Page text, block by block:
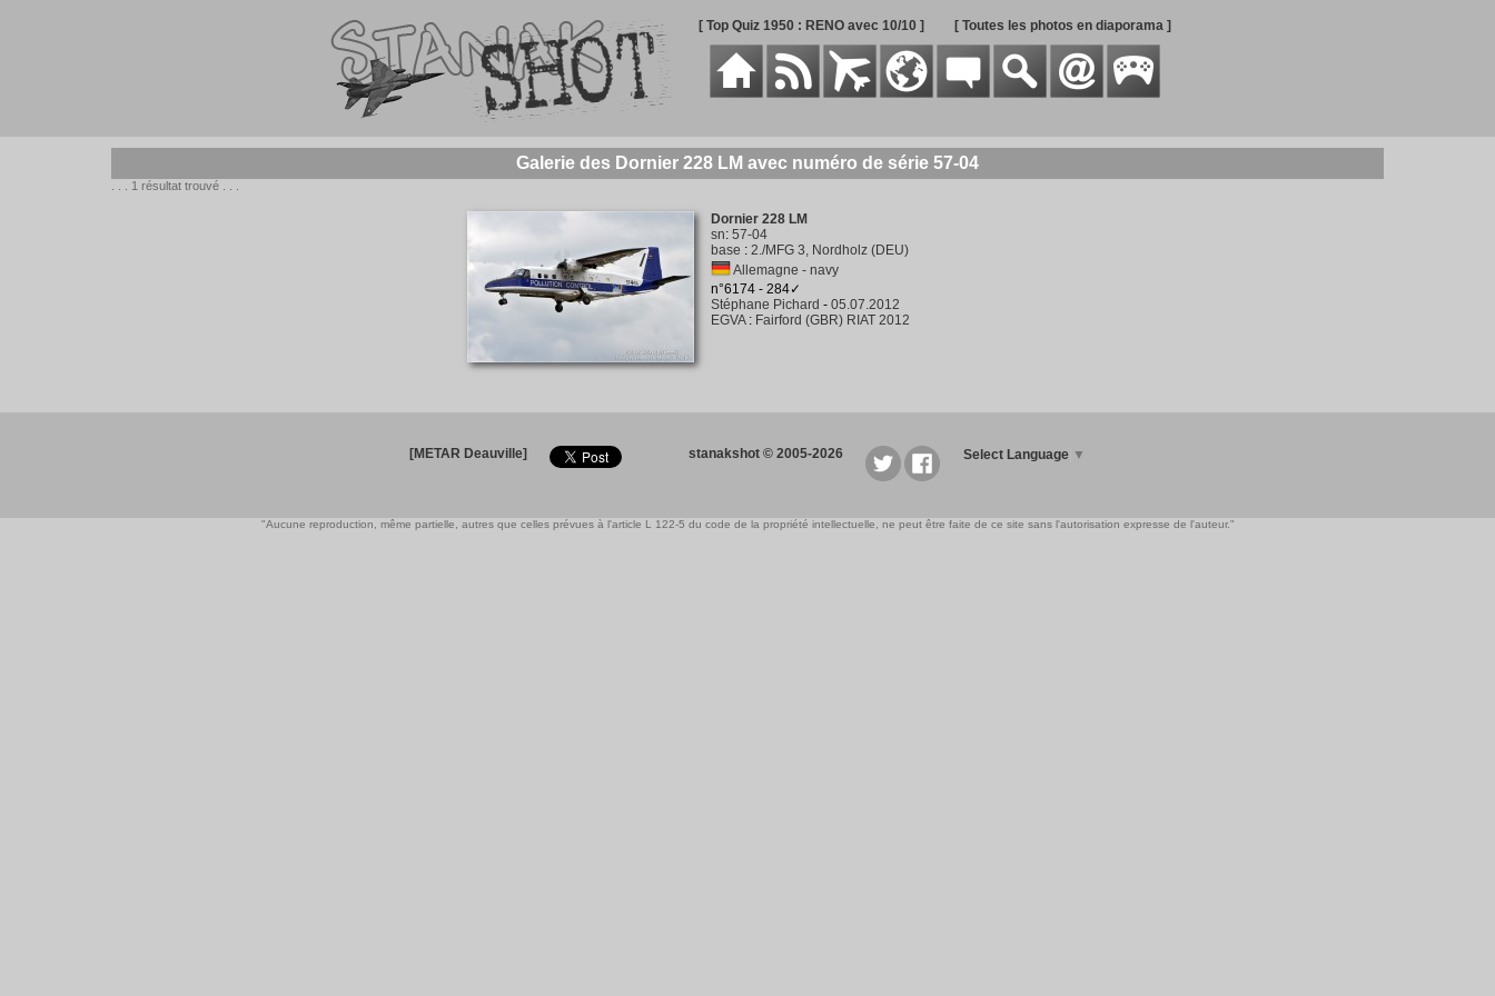
[ Top Quiz 1950 : RENO avec 10/10 ] [ Toutes les photos en diaporama ]
Galerie des Dornier 228 LM avec numéro de série 57-04
. . . 1 résultat trouvé . . .
Dornier 228 LM
sn: 57-04
base : 2./MFG 3, Nordholz (DEU)
Allemagne - navy
n°6174 - 284✓
Stéphane Pichard - 05.07.2012
EGVA: Fairford (GBR) RIAT 2012
[METAR Deauville] stanakshot © 2005-2026 Select Language ▼
"Aucune reproduction, même partielle, autres que celles prévues à l'article L 122-5 du code de la propriété intellectuelle, ne peut être faite de ce site sans l'autorisation expresse de l'auteur."